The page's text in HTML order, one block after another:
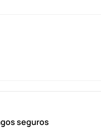
seguros